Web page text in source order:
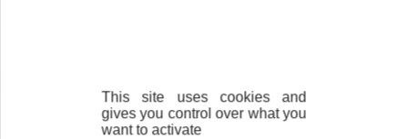
This site uses cookies and
gives you control over what you
want to activate